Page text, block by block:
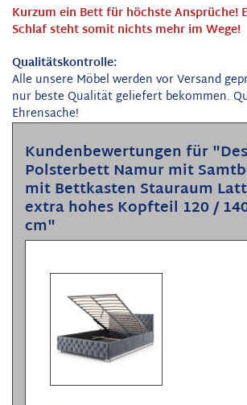
Kurzum ein Bett für höchste Ansprüche!
Schlaf steht somit nichts mehr im Wege!
Qualitätskontrolle:
Alle unsere Möbel werden vor Versand
nur beste Qualität geliefert bekommen.
Ehrensache!
Kundenbewertungen für
Polsterbett Namur mit
mit Bettkasten Stauraum
extra hohes Kopfteil 120 /
cm"